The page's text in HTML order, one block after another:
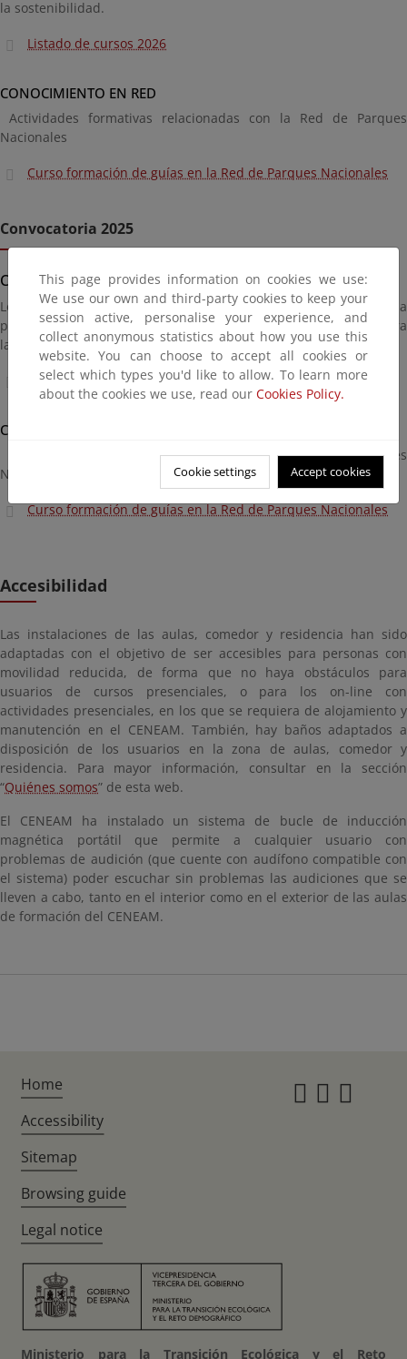
la sostenibilidad.
Listado de cursos 2026
CONOCIMIENTO EN RED
Actividades formativas relacionadas con la Red de Parques
Nacionales
Curso formación de guías en la Red de Parques Nacionales
Convocatoria 2025
CURSOS PAEAS
Los cursos tienen formato presencial o mixto y están dirigidos a
personas y colectivos interesados en la educación ambiental para
la sostenibilidad.
Listado de cursos 2025
CONOCIMIENTO EN RED
Actividades formativas relacionadas con la Red de Parques
Nacionales
Curso formación de guías en la Red de Parques Nacionales
Accesibilidad
Las instalaciones de las aulas, comedor y residencia han sido
adaptadas con el objetivo de ser accesibles para personas con
movilidad reducida, de forma que no haya obstáculos para
usuarios de cursos presenciales, o para los on-line con
actividades presenciales, en los que se requiera de alojamiento y
manutención en el CENEAM. También, hay baños adaptados a
disposición de los usuarios en la zona de aulas, comedor y
residencia. Para mayor información, consultar en la sección
“Quiénes somos” de esta web.
El CENEAM ha instalado un sistema de bucle de inducción
magnética portátil que permite a cualquier usuario con
problemas de audición (que cuente con audífono compatible con
el sistema) poder escuchar sin problemas las audiciones que se
lleven a cabo, tanto en el interior como en el exterior de las aulas
de formación del CENEAM.
This page provides information on cookies we use:
We use our own and third-party cookies to keep your
session active, personalise your experience, and
collect anonymous statistics about how you use this
website. You can choose to accept all cookies or
select which types you'd like to allow. To learn more
about the cookies we use, read our Cookies Policy.
Cookie settings Accept cookies
Home
Accessibility
Sitemap
Browsing guide
Legal notice
Ministerio para la Transición Ecológica y el Reto